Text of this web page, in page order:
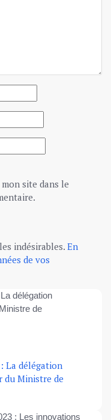
site dans le
indésirables. En
de vos
La délégation
du Ministre de